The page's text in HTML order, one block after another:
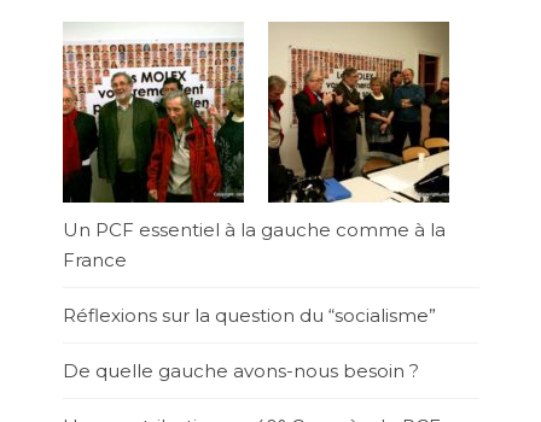
Un PCF essentiel à la gauche comme à la
France
Réflexions sur la question du “socialisme”
De quelle gauche avons-nous besoin ?